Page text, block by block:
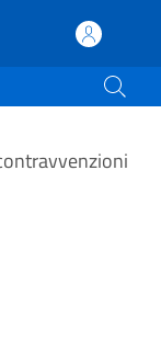
Cevo